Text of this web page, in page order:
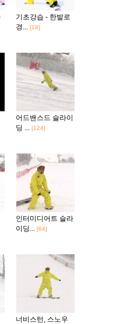
기초강습 - 한발로
경... [18]
어드밴스드 슬라이
딩 ... [124]
인터미디어트 슬라
이딩... [64]
너비스턴, 스노우